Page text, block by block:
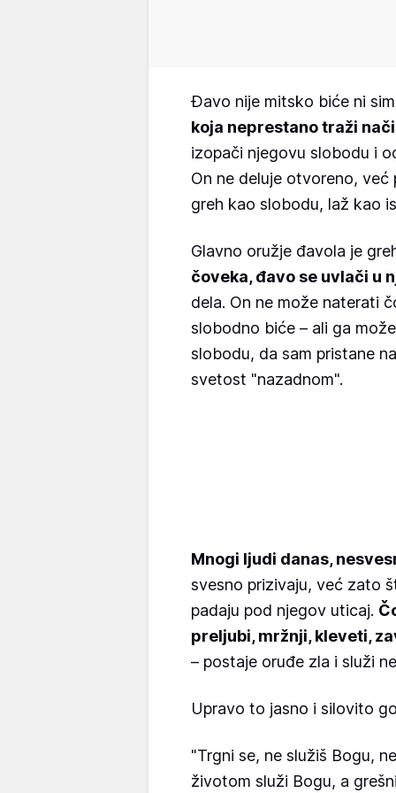
Đavo nije mitsko biće ni
koja neprestano traži
izopači njegovu slobodu i
On ne deluje otvoreno,
greh kao slobodu, laž kao
Glavno oružje đavola je
čoveka, đavo se uvlači u
dela. On ne može naterati
slobodno biće – ali ga
slobodu, da sam pristane
svetost "nazadnom".
Mnogi ljudi danas,
svesno prizivaju, već zato
padaju pod njegov uticaj.
preljubi, mržnji, kleveti,
– postaje oruđe zla i služi
Upravo to jasno i silovito
"Trgni se, ne služiš Bogu,
životom služi Bogu, a